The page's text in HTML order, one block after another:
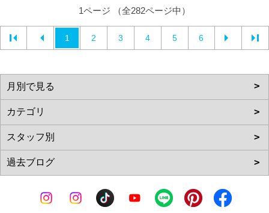
1ページ （全282ページ中）
1 2 3 4 5 6